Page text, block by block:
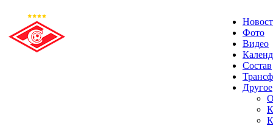
Фото
Видео
Состав
Другое